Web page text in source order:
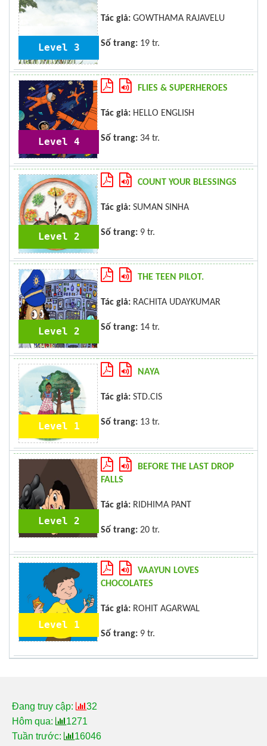
Level 3
Tác giả: GOWTHAMA RAJAVELU
Số trang: 19 tr.
Level 4
FLIES & SUPERHEROES
Tác giả: HELLO ENGLISH
Số trang: 34 tr.
Level 2
COUNT YOUR BLESSINGS
Tác giả: SUMAN SINHA
Số trang: 9 tr.
Level 2
THE TEEN PILOT.
Tác giả: RACHITA UDAYKUMAR
Số trang: 14 tr.
Level 1
NAYA
Tác giả: STD.CIS
Số trang: 13 tr.
Level 2
BEFORE THE LAST DROP
FALLS
Tác giả: RIDHIMA PANT
Số trang: 20 tr.
Level 1
VAAYUN LOVES
CHOCOLATES
Tác giả: ROHIT AGARWAL
Số trang: 9 tr.
Đang truy cập:
32
Hôm qua:
1271
Tuần trước:
16046